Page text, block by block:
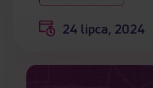
24 lipca, 2024